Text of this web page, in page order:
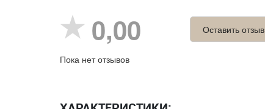
0,00
Пока нет отзывов
Оставить отзыв